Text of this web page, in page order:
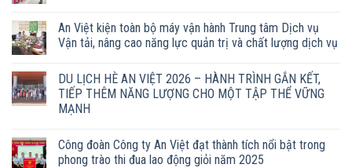
An Việt kiện toàn bộ máy vận hành Trung tâm Dịch vụ
Vận tải, nâng cao năng lực quản trị và chất lượng dịch vụ
DU LỊCH HÈ AN VIỆT 2026 – HÀNH TRÌNH GẮN KẾT,
TIẾP THÊM NĂNG LƯỢNG CHO MỘT TẬP THỂ VỮNG
MẠNH
Công đoàn Công ty An Việt đạt thành tích nổi bật trong
phong trào thi đua lao động giỏi năm 2025